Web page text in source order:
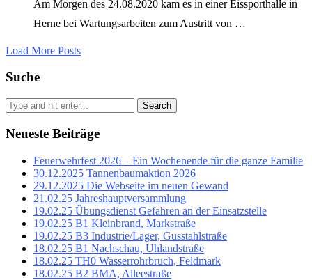
Am Morgen des 24.08.2020 kam es in einer Eissporthalle in
Herne bei Wartungsarbeiten zum Austritt von …
Load More Posts
Suche
Search
Neueste Beiträge
Feuerwehrfest 2026 – Ein Wochenende für die ganze Familie
30.12.2025 Tannenbaumaktion 2026
29.12.2025 Die Webseite im neuen Gewand
21.02.25 Jahreshauptversammlung
19.02.25 Übungsdienst Gefahren an der Einsatzstelle
19.02.25 B1 Kleinbrand, Markstraße
19.02.25 B3 Industrie/Lager, Gusstahlstraße
18.02.25 B1 Nachschau, Uhlandstraße
18.02.25 TH0 Wasserrohrbruch, Feldmark
18.02.25 B2 BMA, Alleestraße